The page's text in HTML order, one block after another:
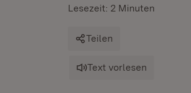
Lesezeit: 2 Minuten
Teilen
Text vorlesen